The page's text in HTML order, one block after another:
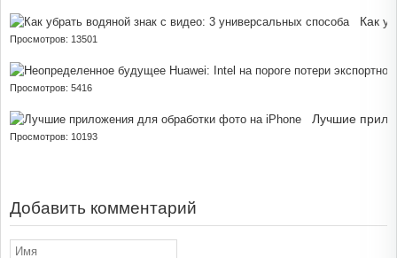
Как
Просмотров: 13501
Просмотров: 5416
Лучшие
Просмотров: 10193
Добавить комментарий